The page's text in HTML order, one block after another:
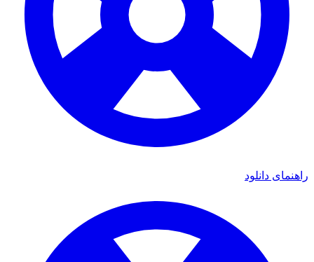
دانلود